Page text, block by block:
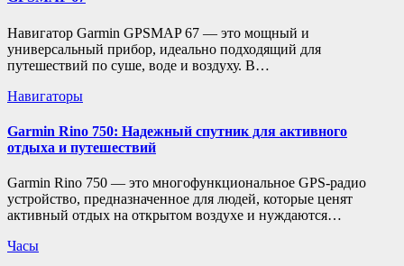
Навигатор Garmin GPSMAP 67 — это мощный и
универсальный прибор, идеально подходящий для
путешествий по суше, воде и воздуху. В…
Навигаторы
Garmin Rino 750: Надежный спутник для активного
отдыха и путешествий
Garmin Rino 750 — это многофункциональное GPS-радио
устройство, предназначенное для людей, которые ценят
активный отдых на открытом воздухе и нуждаются…
Часы